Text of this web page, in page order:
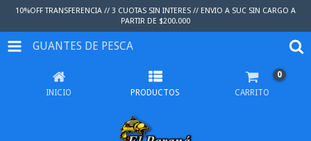
10%OFF TRANSFERENCIA // 3 CUOTAS SIN INTERES // ENVIO A SUC SIN CARGO A
PARTIR DE $200.000
GUANTES DE PESCA
INICIO PRODUCTOS CARRITO
0